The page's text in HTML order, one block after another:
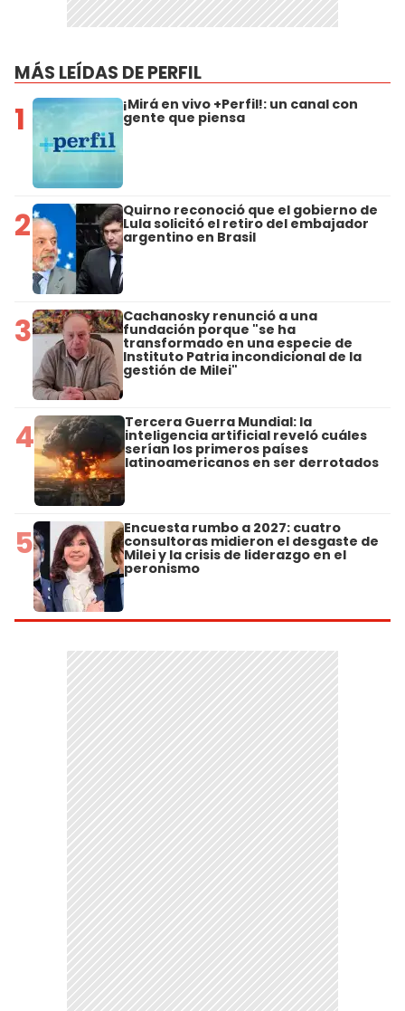
MÁS LEÍDAS DE PERFIL
1 ¡Mirá en vivo +Perfil!: un canal con
gente que piensa
2 Quirno reconoció que el gobierno de
Lula solicitó el retiro del embajador
argentino en Brasil
3 Cachanosky renunció a una
fundación porque "se ha
transformado en una especie de
Instituto Patria incondicional de la
gestión de Milei"
4 Tercera Guerra Mundial: la
inteligencia artificial reveló cuáles
serían los primeros países
latinoamericanos en ser derrotados
5 Encuesta rumbo a 2027: cuatro
consultoras midieron el desgaste de
Milei y la crisis de liderazgo en el
peronismo